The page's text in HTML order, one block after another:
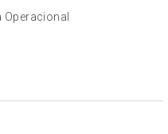
Operacional